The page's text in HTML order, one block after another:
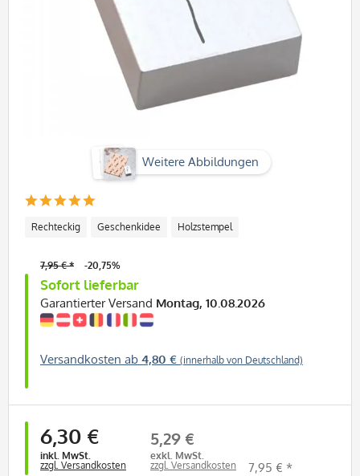
Weitere Abbildungen
Rechteckig Geschenkidee Holzstempel
Sofort lieferbar
Garantierter Versand Montag, 10.08.2026
Versandkosten ab 4,80 € (innerhalb von Deutschland)
7,95 € * -20,75%
6,30 €
inkl. MwSt.
zzgl. Versandkosten
5,29 €
exkl. MwSt.
zzgl. Versandkosten
7,95 € *